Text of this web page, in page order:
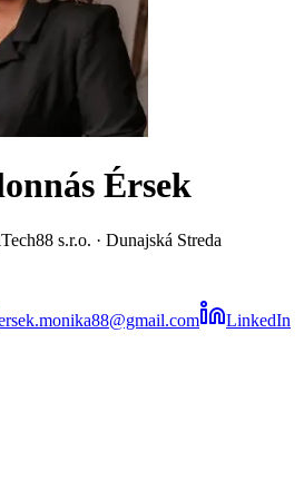
Érsek
s.r.o. · Dunajská Streda
LinkedIn